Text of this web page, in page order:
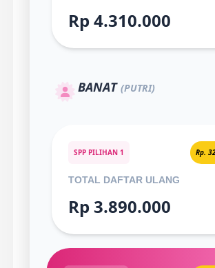
Rp 4.310.000
BANAT (PUTRI)
SPP PILIHAN 1 Rp.
TOTAL DAFTAR ULANG
Rp 3.890.000